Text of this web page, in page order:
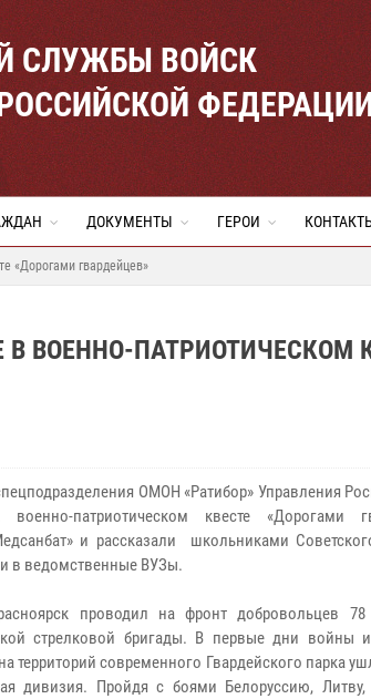
СЛУЖБЫ ВОЙСК
ДОКУМЕНТЫ ГЕРОИ
«Дорогами гвардейцев»
ВОЕННО-ПАТРИОТИЧЕСКОМ
ОМОН «Ратибор» Управления
патриотическом квесте «Дорогами
и рассказали школьниками
в ведомственные ВУЗы.
проводил на фронт добровольцев 78
стрелковой бригады. В первые дни войны
территорий современного Гвардейского парка
дивизия. Пройдя с боями Белоруссию, Литву,